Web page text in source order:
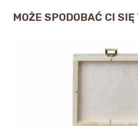
MOŻE SPODOBAĆ CI